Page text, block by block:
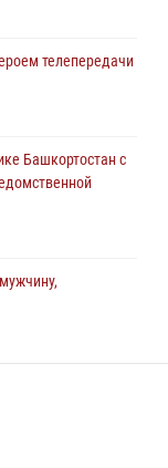
был в розыске
(видео)
телепередачи
Башкортостан с